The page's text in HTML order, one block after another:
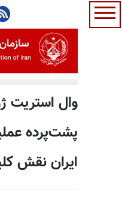
وال استریت
پشت‌پرده
ایران نقش